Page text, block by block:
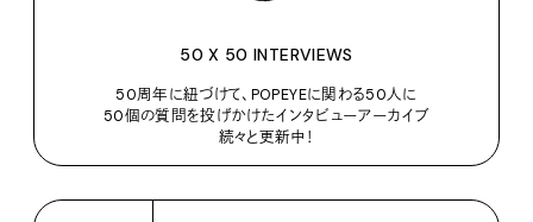
50 X 50 INTERVIEWS
50周年に紐づけて、POPEYEに関わる50人に
50個の質問を投げかけたインタビューアーカイブ
続々と更新中！